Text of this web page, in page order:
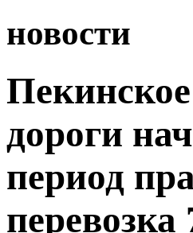
новости
дороги
период